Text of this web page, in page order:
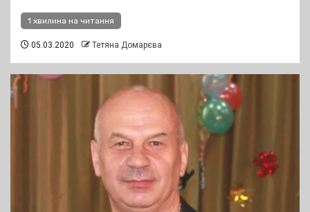
1 хвилина на читання
05.03.2020 Тетяна Домарєва